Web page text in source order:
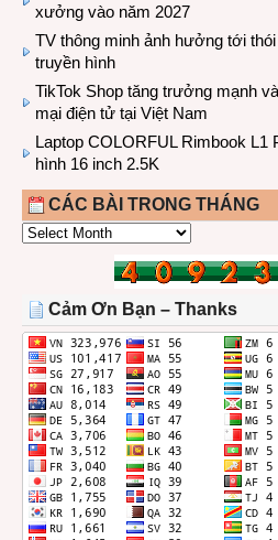
xưởng vào năm 2027
TV thông minh ảnh hưởng tới
truyền hình
TikTok Shop tăng trưởng mạnh
mại điện tử tại Việt Nam
Laptop COLORFUL Rimbook L1
hình 16 inch 2.5K
CÁC BÀI TRONG THÁNG
CÁC
THÁNG
Cảm Ơn Bạn – Thanks